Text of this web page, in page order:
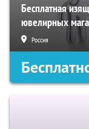
Бесплатная
ювелирных
Россия